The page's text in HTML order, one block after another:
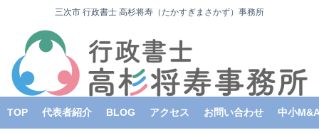
三次市 行政書士 高杉将寿（たかすぎまさかず）事務所
TOP 代表者紹介 BLOG アクセス お問い合わせ 中小